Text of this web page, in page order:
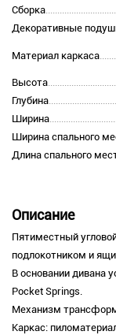
Сборка
Декоративные
Материал каркаса
Высота
Глубина
Ширина
Ширина спального
Длина спального
Описание
Пятиместный
подлокотником и
В основании дивана
Pocket Springs.
Механизм
Каркас: